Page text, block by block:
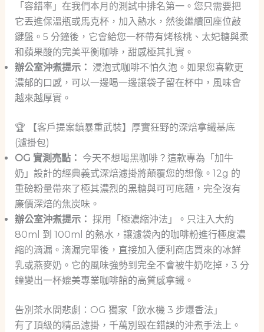
「容錯率」在我們本月的測試中排名第一。您只需要把
它丟進保溫瓶或馬克杯，加入熱水，然後繼續回座位敲
鍵盤。5 分鐘後，它會給您一杯帶有烤核桃、太妃糖與柔
和蘋果酸的完美平衡咖啡，甜感極其扎實。
辦公室沖煮提示： 浸泡式咖啡不怕久泡。如果您喜歡更
濃郁的口感，可以一邊喝一邊讓袋子留在杯中，風味會
越來越厚實。
🏆 【客戶提案鎮暴重武裝】厚實狂野的深焙拿鐵基底
(濾掛包)
OG 實測亮點： 今天不想喝黑咖啡？這款專為「加牛
奶」設計的經典義式深焙濾掛將顛覆您的想像。12g 的
重磅粉量帶來了極其濃烈的黑糖與可可底蘊，完全沒有
廉價深焙的焦炭味。
辦公室沖煮提示： 採用「極濃縮沖法」。只注入大約
80ml 到 100ml 的熱水，讓濾袋內的咖啡粉進行極度濃
縮的滴漏。滴漏完畢後，直接加入便利商店買來的冰鮮
乳或燕麥奶。它的風味強勢到完全不會被牛奶吃掉，3 分
鐘變出一杯媲美專業咖啡館的高質感拿鐵。
告別茶水間悲劇：OG 獨家「飲水機 3 步爆香法」
有了頂級的精品濾掛，千萬別毀在錯誤的沖煮手法上。